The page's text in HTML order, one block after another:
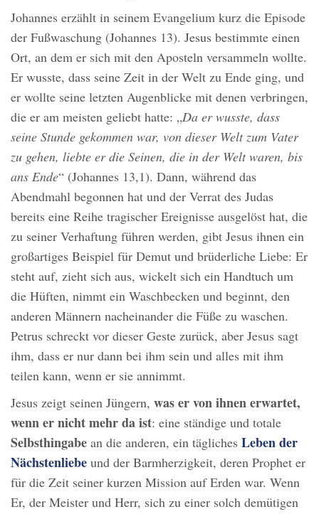
Johannes erzählt in seinem Evangelium kurz die Episode
der Fußwaschung (Johannes 13). Jesus bestimmte einen
Ort, an dem er sich mit den Aposteln versammeln wollte.
Er wusste, dass seine Zeit in der Welt zu Ende ging, und
er wollte seine letzten Augenblicke mit denen verbringen,
die er am meisten geliebt hatte: „Da er wusste, dass
seine Stunde gekommen war, von dieser Welt zum Vater
zu gehen, liebte er die Seinen, die in der Welt waren, bis
ans Ende“ (Johannes 13,1). Dann, während das
Abendmahl begonnen hat und der Verrat des Judas
bereits eine Reihe tragischer Ereignisse ausgelöst hat, die
zu seiner Verhaftung führen werden, gibt Jesus ihnen ein
großartiges Beispiel für Demut und brüderliche Liebe: Er
steht auf, zieht sich aus, wickelt sich ein Handtuch um
die Hüften, nimmt ein Waschbecken und beginnt, den
anderen Männern nacheinander die Füße zu waschen.
Petrus schreckt vor dieser Geste zurück, aber Jesus sagt
ihm, dass er nur dann bei ihm sein und alles mit ihm
teilen kann, wenn er sie annimmt.
Jesus zeigt seinen Jüngern, was er von ihnen erwartet,
wenn er nicht mehr da ist: eine ständige und totale
Selbsthingabe an die anderen, ein tägliches Leben der
Nächstenliebe und der Barmherzigkeit, deren Prophet er
für die Zeit seiner kurzen Mission auf Erden war. Wenn
Er, der Meister und Herr, sich zu einer solch demütigen